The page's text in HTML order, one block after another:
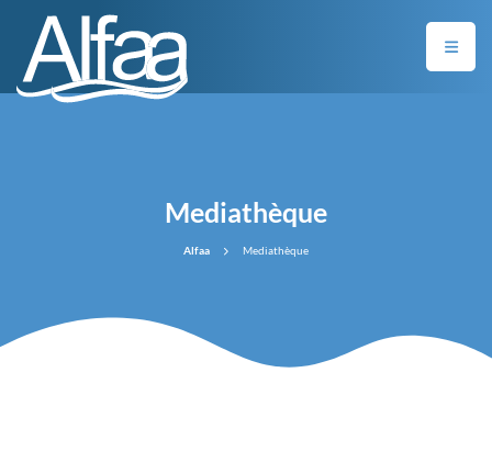
Mediathèque
Alfaa Mediathèque